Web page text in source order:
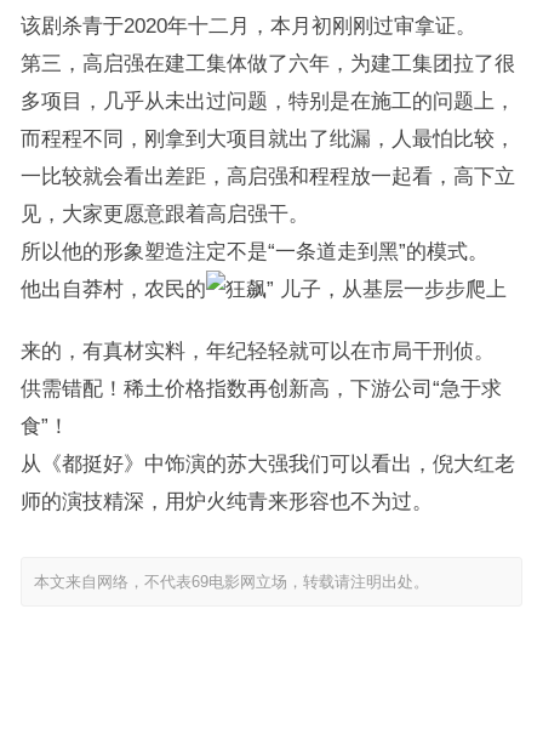
该剧杀青于2020年十二月，本月初刚刚过审拿证。
第三，高启强在建工集体做了六年，为建工集团拉了很
多项目，几乎从未出过问题，特别是在施工的问题上，
而程程不同，刚拿到大项目就出了纰漏，人最怕比较，
一比较就会看出差距，高启强和程程放一起看，高下立
见，大家更愿意跟着高启强干。
所以他的形象塑造注定不是“一条道走到黑”的模式。
他出自莽村，农民的
儿子，从基层一步步爬上
来的，有真材实料，年纪轻轻就可以在市局干刑侦。
供需错配！稀土价格指数再创新高，下游公司“急于求
食”！
从《都挺好》中饰演的苏大强我们可以看出，倪大红老
师的演技精深，用炉火纯青来形容也不为过。
本文来自网络，不代表69电影网立场，转载请注明出处。